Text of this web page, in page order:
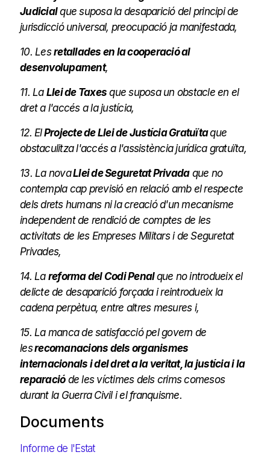
Judicialque suposa la desaparició del principi de
jurisdicció universal, preocupació ja manifestada,
10. Lesretallades en la cooperació al
desenvolupament,
11. La Llei de Taxes que suposa un obstacle en el
dret a l'accés a la justícia,
12. ElProjecte de Llei de Justícia Gratuïtaque
obstaculitza l'accés a l'assistència jurídica gratuïta,
13. La novaLlei de Seguretat Privadaque no
contempla cap previsió en relació amb el respecte
dels drets humans ni la creació d'un mecanisme
independent de rendició de comptes de les
activitats de les Empreses Militars i de Seguretat
Privades,
14. La reforma del Codi Penalque no introdueix el
delicte de desaparició forçada i reintrodueix la
cadena perpètua, entre altres mesures i,
15. La manca de satisfacció pel govern de
lesrecomanacions dels organismes
internacionals i del dret a la veritat, la justícia i la
reparacióde les víctimes dels crims comesos
durant la Guerra Civil i el franquisme.
Documents
Informe de l'Estat